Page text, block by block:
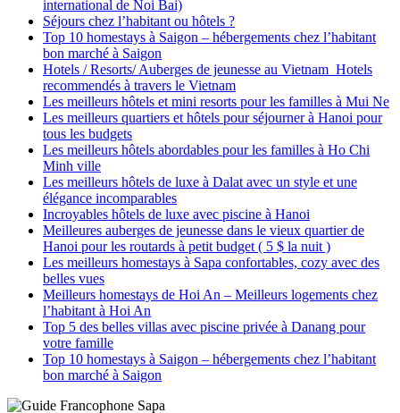
international de Noi Bai)
Séjours chez l’habitant ou hôtels ?
Top 10 homestays à Saigon – hébergements chez l’habitant
bon marché à Saigon
Hotels / Resorts/ Auberges de jeunesse au Vietnam Hotels
recommendés à travers le Vietnam
Les meilleurs hôtels et mini resorts pour les familles à Mui Ne
Les meilleurs quartiers et hôtels pour séjourner à Hanoi pour
tous les budgets
Les meilleurs hôtels abordables pour les familles à Ho Chi
Minh ville
Les meilleurs hôtels de luxe à Dalat avec un style et une
élégance incomparables
Incroyables hôtels de luxe avec piscine à Hanoi
Meilleures auberges de jeunesse dans le vieux quartier de
Hanoi pour les routards à petit budget ( 5 $ la nuit )
Les meilleurs homestays à Sapa confortables, cozy avec des
belles vues
Meilleurs homestays de Hoi An – Meilleurs logements chez
l’habitant à Hoi An
Top 5 des belles villas avec piscine privée à Danang pour
votre famille
Top 10 homestays à Saigon – hébergements chez l’habitant
bon marché à Saigon